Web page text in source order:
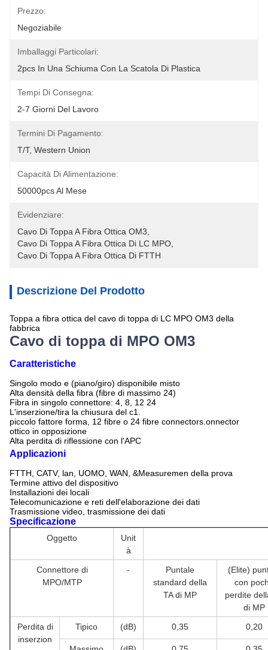
Prezzo:
Negoziabile
Imballaggi Particolari:
2pcs In Una Schiuma Con La Scatola Di Plastica
Tempi Di Consegna:
2-7 Giorni Del Lavoro
Termini Di Pagamento:
T/T, Western Union
Capacità Di Alimentazione:
50000pcs Al Mese
Evidenziare:
Cavo Di Toppa A Fibra Ottica OM3
Cavo Di Toppa A Fibra Ottica Di LC MPO
Cavo Di Toppa A Fibra Ottica Di FTTH
Descrizione Del Prodotto
Toppa a fibra ottica del cavo di toppa di LC MPO OM3 della
fabbrica
Cavo di toppa di MPO OM3
Caratteristiche
Singolo modo e (piano/giro) disponibile misto
Alta densità della fibra (fibre di massimo 24)
Fibra in singolo connettore: 4, 8, 12 24
L'inserzione/tira la chiusura del c1.
piccolo fattore forma, 12 fibre o 24 fibre connectors.onnector
ottico in opposizione
Alta perdita di riflessione con l'APC
Applicazioni
FTTH, CATV, lan, UOMO, WAN, &Measuremen della prova
Termine attivo del dispositivo
Installazioni dei locali
Telecomunicazione e reti dell'elaborazione dei dati
Trasmissione video, trasmissione dei dati
Specificazione
Oggetto
Unit
à
Connettore di
MPO/MTP
-
Puntale
standard della
TA di MP
(Elite)
con
perdite
di MP
Perdita di
inserzion
Tipico (dB) 0,35 0,20